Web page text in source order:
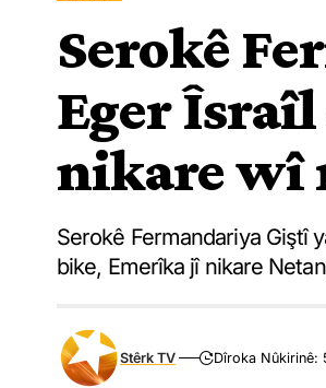
Serokê
Eger
nikare wî
Serokê Fermandariya Giştî
bike, Emerîka jî nikare
Stêrk TV Dîroka Nûkirinê: